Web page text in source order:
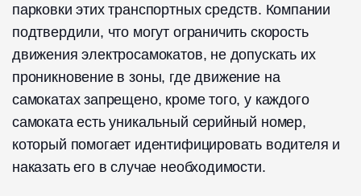
парковки этих транспортных средств. Компании
подтвердили, что могут ограничить скорость
движения электросамокатов, не допускать их
проникновение в зоны, где движение на
самокатах запрещено, кроме того, у каждого
самоката есть уникальный серийный номер,
который помогает идентифицировать водителя и
наказать его в случае необходимости.